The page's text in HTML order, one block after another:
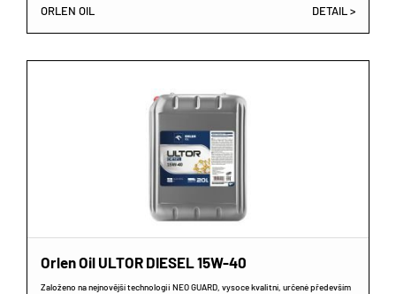
ORLEN OIL DETAIL >
Orlen Oil ULTOR DIESEL 15W-40
Založeno na nejnovější technologii NEO GUARD, vysoce kvalitní, určené především